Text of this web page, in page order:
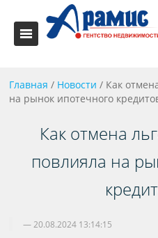
Главная / Новости / Как
на рынок ипотечного
Как отмена
повлияла на
20.08.2024 13:14:15